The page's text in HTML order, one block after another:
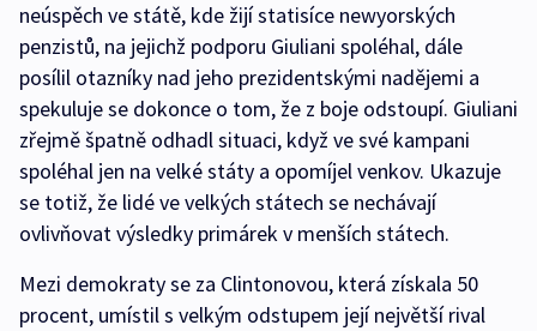
neúspěch ve státě, kde žijí statisíce newyorských
penzistů, na jejichž podporu Giuliani spoléhal, dále
posílil otazníky nad jeho prezidentskými nadějemi a
spekuluje se dokonce o tom, že z boje odstoupí. Giuliani
zřejmě špatně odhadl situaci, když ve své kampani
spoléhal jen na velké státy a opomíjel venkov. Ukazuje
se totiž, že lidé ve velkých státech se nechávají
ovlivňovat výsledky primárek v menších státech.
Mezi demokraty se za Clintonovou, která získala 50
procent, umístil s velkým odstupem její největší rival